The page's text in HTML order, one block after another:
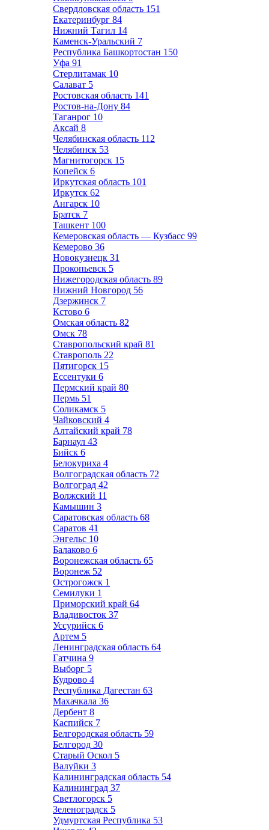
Свердловская область 151
Екатеринбург 84
Нижний Тагил 14
Каменск-Уральский 7
Республика Башкортостан 150
Уфа 91
Стерлитамак 10
Салават 5
Ростовская область 141
Ростов-на-Дону 84
Таганрог 10
Аксай 8
Челябинская область 112
Челябинск 53
Магнитогорск 15
Копейск 6
Иркутская область 101
Иркутск 62
Ангарск 10
Братск 7
Ташкент 100
Кемеровская область — Кузбасс 99
Кемерово 36
Новокузнецк 31
Прокопьевск 5
Нижегородская область 89
Нижний Новгород 56
Дзержинск 7
Кстово 6
Омская область 82
Омск 78
Ставропольский край 81
Ставрополь 22
Пятигорск 15
Ессентуки 6
Пермский край 80
Пермь 51
Соликамск 5
Чайковский 4
Алтайский край 78
Барнаул 43
Бийск 6
Белокуриха 4
Волгоградская область 72
Волгоград 42
Волжский 11
Камышин 3
Саратовская область 68
Саратов 41
Энгельс 10
Балаково 6
Воронежская область 65
Воронеж 52
Острогожск 1
Семилуки 1
Приморский край 64
Владивосток 37
Уссурийск 6
Артем 5
Ленинградская область 64
Гатчина 9
Выборг 5
Кудрово 4
Республика Дагестан 63
Махачкала 36
Дербент 8
Каспийск 7
Белгородская область 59
Белгород 30
Старый Оскол 5
Валуйки 3
Калининградская область 54
Калининград 37
Светлогорск 5
Зеленоградск 5
Удмуртская Республика 53